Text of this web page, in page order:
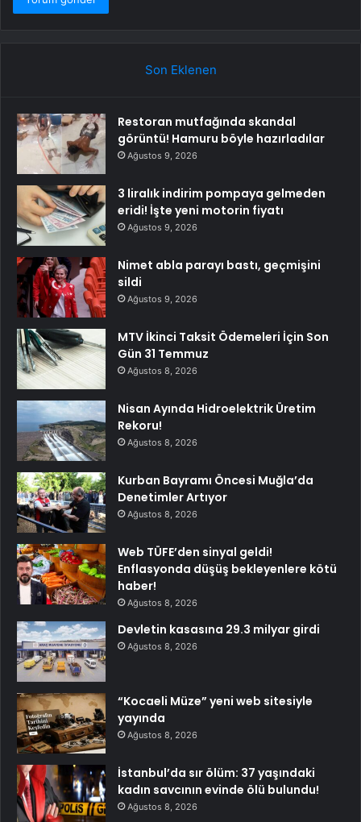
Son Eklenen
Restoran mutfağında skandal
görüntü! Hamuru böyle hazırladılar
Ağustos 9, 2026
3 liralık indirim pompaya gelmeden
eridi! İşte yeni motorin fiyatı
Ağustos 9, 2026
Nimet abla parayı bastı, geçmişini
sildi
Ağustos 9, 2026
MTV İkinci Taksit Ödemeleri İçin Son
Gün 31 Temmuz
Ağustos 8, 2026
Nisan Ayında Hidroelektrik Üretim
Rekoru!
Ağustos 8, 2026
Kurban Bayramı Öncesi Muğla’da
Denetimler Artıyor
Ağustos 8, 2026
Web TÜFE’den sinyal geldi!
Enflasyonda düşüş bekleyenlere kötü
haber!
Ağustos 8, 2026
Devletin kasasına 29.3 milyar girdi
Ağustos 8, 2026
“Kocaeli Müze” yeni web sitesiyle
yayında
Ağustos 8, 2026
İstanbul’da sır ölüm: 37 yaşındaki
kadın savcının evinde ölü bulundu!
Ağustos 8, 2026